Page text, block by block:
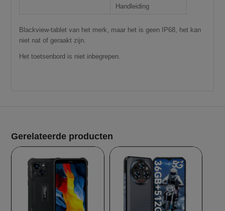
Handleiding
Blackview-tablet van het merk, maar het is geen IP68, het kan
niet nat of geraakt zijn.
Het toetsenbord is niet inbegrepen.
Gerelateerde producten
Aanbieding!